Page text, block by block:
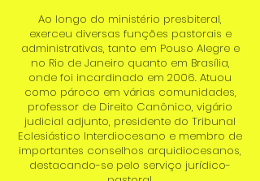
Ao longo do ministério presbiteral,
exerceu diversas funções pastorais e
administrativas, tanto em Pouso Alegre e
no Rio de Janeiro quanto em Brasília,
onde foi incardinado em 2006. Atuou
como pároco em várias comunidades,
professor de Direito Canônico, vigário
judicial adjunto, presidente do Tribunal
Eclesiástico Interdiocesano e membro de
importantes conselhos arquidiocesanos,
destacando-se pelo serviço jurídico-